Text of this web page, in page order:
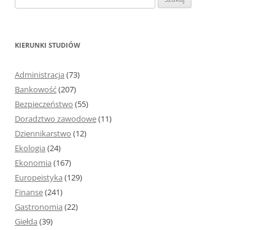
z
KIERUNKI STUDIÓW
Administracja (73)
Bankowość(207)
Bezpieczeństwo (55)
Doradztwo zawodowe(11)
Dziennikarstwo (12)
Ekologia (24)
Ekonomia (167)
Europeistyka (129)
Finanse(241)
Gastronomia (22)
Giełda (39)